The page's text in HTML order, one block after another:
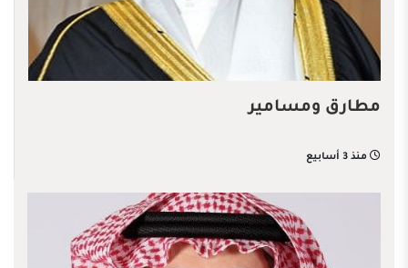
مطارق ومسامير
منذ 3 أسابيع